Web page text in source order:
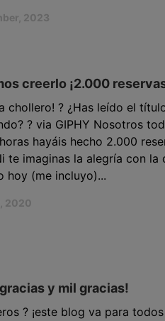
2023
creerlo ¡2.000
chollero! ? ¿Has leído el
? via GIPHY Nosotros
hayáis hecho 2.000
te imaginas la alegría con la
hoy (me incluyo)...
2020
y mil gracias!
? ¡este blog va para